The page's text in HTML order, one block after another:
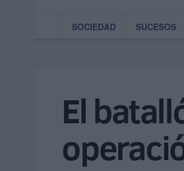
SOCIEDAD SUCESOS
El